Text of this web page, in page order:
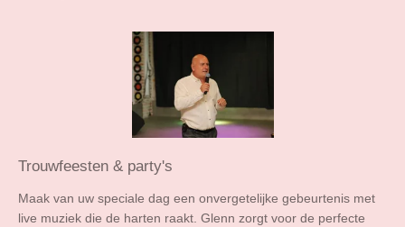
Trouwfeesten & party's
Maak van uw speciale dag een onvergetelijke gebeurtenis met
live muziek die de harten raakt. Glenn zorgt voor de perfecte